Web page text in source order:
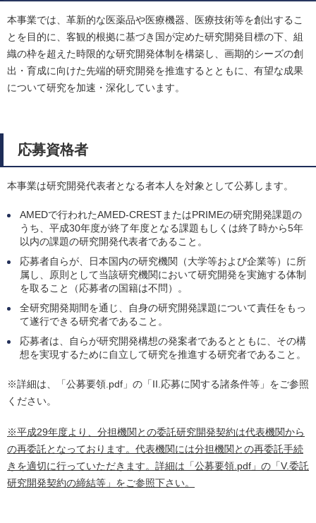
本事業では、革新的な医薬品や医療機器、医療技術等を創出するこ
とを目的に、客観的根拠に基づき国が定めた研究開発目標の下、組
織の枠を超えた時限的な研究開発体制を構築し、画期的シーズの創
出・育成に向けた先端的研究開発を推進するとともに、有望な成果
について研究を加速・深化しています。
応募資格者
本事業は研究開発代表者となる者本人を対象として公募します。
AMEDで行われたAMED-CRESTまたはPRIMEの研究開発課題の
うち、平成30年度が終了年度となる課題もしくは終了時から5年
以内の課題の研究開発代表者であること。
応募者自らが、日本国内の研究機関（大学等および企業等）に所
属し、原則として当該研究機関において研究開発を実施する体制
を取ること（応募者の国籍は不問）。
全研究開発期間を通じ、自身の研究開発課題について責任をもっ
て遂行できる研究者であること。
応募者は、自らが研究開発構想の発案者であるとともに、その構
想を実現するために自立して研究を推進する研究者であること。
※詳細は、「公募要領.pdf」の「II.応募に関する諸条件等」をご参照
ください。
※平成29年度より、分担機関との委託研究開発契約は代表機関から
の再委託となっております。代表機関には分担機関との再委託手続
きを適切に行っていただきます。詳細は「公募要領 .pdf 」の「V.委託
研究開発契約の締結等」をご参照下さい。